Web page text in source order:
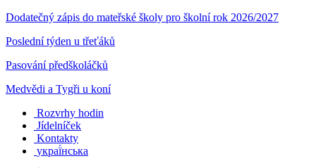
Dodatečný zápis do mateřské školy pro školní rok 2026/2027
Poslední týden u třeťáků
Pasování předškoláčků
Medvědi a Tygři u koní
Rozvrhy hodin
Jídelníček
Kontakty
украї́нська